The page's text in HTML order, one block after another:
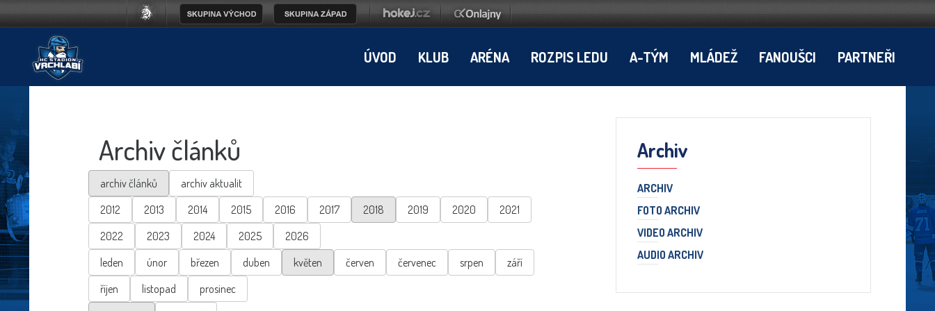
ÚVOD KLUB ARÉNA ROZPIS LEDU A-TÝM MLÁDEŽ FANOUŠCI PARTNEŘI
Archiv článků
archiv článků
archiv aktualit
2012
2013 2014 2015 2016 2017 2018 2019 2020
2021
2022
2023 2024 2025
2026
leden
únor březen duben květen červen červenec srpen
září
říjen
listopad
prosinec
Archiv
ARCHIV
FOTO ARCHIV
VIDEO ARCHIV
AUDIO ARCHIV